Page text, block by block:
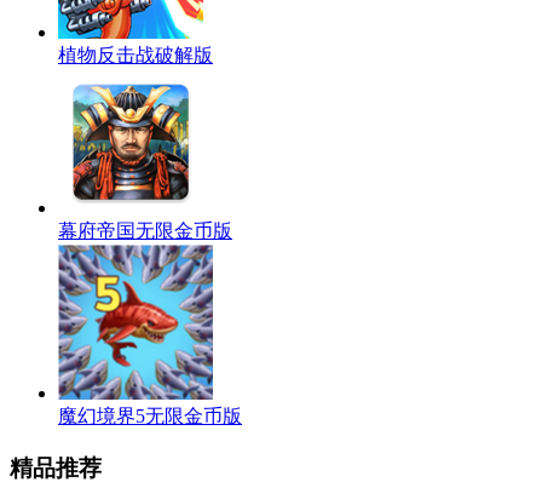
植物反击战破解版
幕府帝国无限金币版
魔幻境界5无限金币版
精品推荐